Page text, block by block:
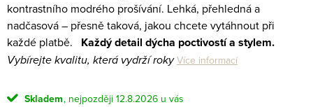
kontrastního modrého prošívání. Lehká, přehledná a
nadčasová – přesně taková, jakou chcete vytáhnout při
každé platbě.
Každý detail dýcha poctivostí a stylem.
Vybírejte kvalitu, která vydrží roky Více informací
Skladem
12.8.2026